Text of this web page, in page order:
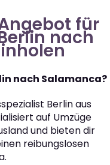
für
nach
nach Salamanca?
Berlin aus
auf Umzüge
und bieten dir
reibungslosen